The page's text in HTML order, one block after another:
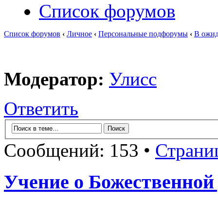
Список форумов
Список форумов ‹ Личное ‹ Персональные подфорумы ‹ В
Модератор: Улисс
Ответить
Сообщений: 153 •
Учение о